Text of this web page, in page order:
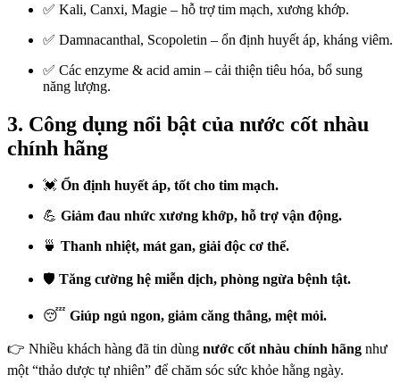
✅ Kali, Canxi, Magie – hỗ trợ tim mạch, xương khớp.
✅ Damnacanthal, Scopoletin – ổn định huyết áp, kháng viêm.
✅ Các enzyme & acid amin – cải thiện tiêu hóa, bổ sung
năng lượng.
3. Công dụng nổi bật của nước cốt nhàu
chính hãng
💓 Ổn định huyết áp, tốt cho tim mạch.
💪 Giảm đau nhức xương khớp, hỗ trợ vận động.
🍵 Thanh nhiệt, mát gan, giải độc cơ thể.
🛡️ Tăng cường hệ miễn dịch, phòng ngừa bệnh tật.
😴 Giúp ngủ ngon, giảm căng thẳng, mệt mỏi.
👉 Nhiều khách hàng đã tin dùng nước cốt nhàu chính hãng như
một “thảo dược tự nhiên” để chăm sóc sức khỏe hằng ngày.